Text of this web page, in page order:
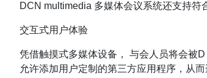
DCN multimedia 多媒体会议系统还支持符
交互式用户体验
凭借触摸式多媒体设备， 与会人员将会被
允许添加用户定制的第三方应用程序，从而